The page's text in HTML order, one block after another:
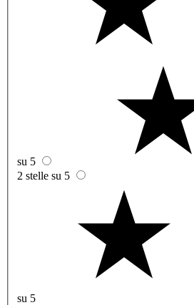
su 5
2 stelle su 5
su 5